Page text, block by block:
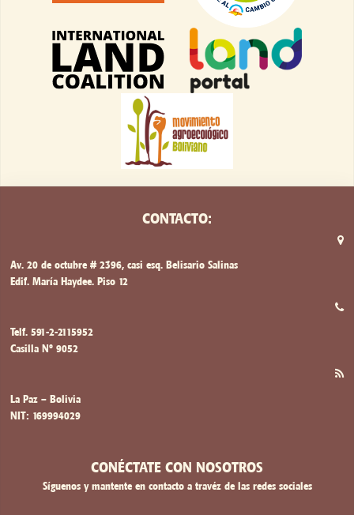
CONTACTO:
Av. 20 de octubre # 2396, casi esq. Belisario Salinas
Edif. María Haydee. Piso 12
Telf. 591-2-2115952
Casilla Nº 9052
La Paz – Bolivia
NIT: 169994029
CONÉCTATE CON NOSOTROS
Síguenos y mantente en contacto a travéz de las redes sociales